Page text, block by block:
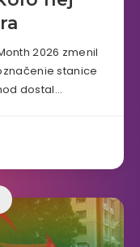
2026 zmenil
stanice
dostal…